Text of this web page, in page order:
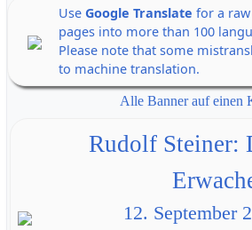
Use Google Translate for a
pages into more than 100
Please note that some
to machine translation.
Alle Banner auf einen
Rudolf Steiner:
12. September